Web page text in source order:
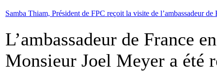
Samba Thiam, Président de FPC reçoit la visite de l’ambassadeur
L’ambassadeur de France
Monsieur Joel Meyer a été